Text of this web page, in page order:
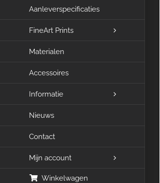
Aanleverspecificaties
FineArt Prints
Materialen
Accessoires
Informatie
Nieuws
Contact
Mijn account
Winkelwagen